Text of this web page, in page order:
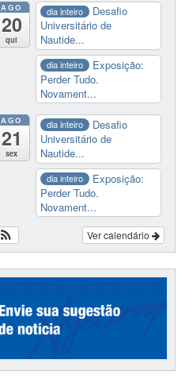
AGO
20
qui
dia inteiro
Desafio
Universitário de
Nautide...
dia inteiro
Exposição:
Perder Tudo.
Novament...
AGO
21
sex
dia inteiro
Desafio
Universitário de
Nautide...
dia inteiro
Exposição:
Perder Tudo.
Novament...
Ver calendário